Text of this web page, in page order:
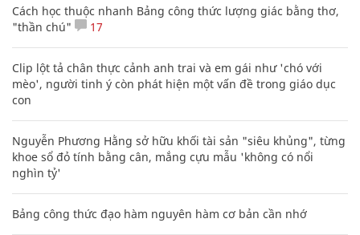
Cách học thuộc nhanh Bảng công thức lượng giác bằng thơ,
"thần chú"
17
Clip lột tả chân thực cảnh anh trai và em gái như 'chó với
mèo', người tinh ý còn phát hiện một vấn đề trong giáo dục
con
Nguyễn Phương Hằng sở hữu khối tài sản "siêu khủng", từng
khoe sổ đỏ tính bằng cân, mắng cựu mẫu 'không có nổi
nghìn tỷ'
Bảng công thức đạo hàm nguyên hàm cơ bản cần nhớ